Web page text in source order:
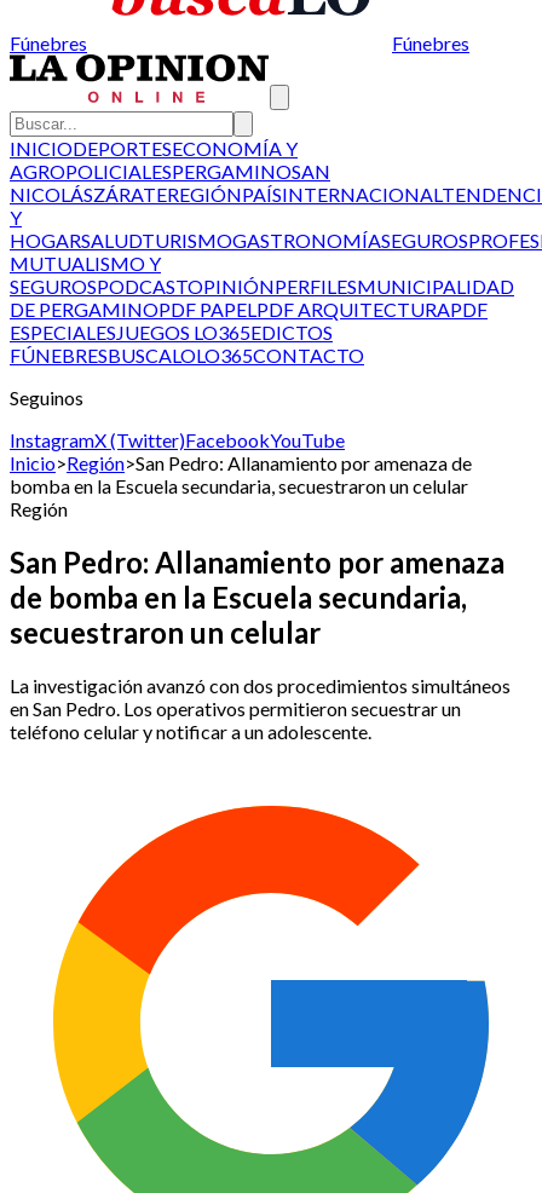
Fúnebres Fúnebres
INICIODEPORTESECONOMÍA Y
AGROPOLICIALESPERGAMINOSAN
NICOLÁSZÁRATEREGIÓNPAÍSINTERNACIONAL
Y
HOGARSALUDTURISMOGASTRONOMÍASEGUROS
MUTUALISMO Y
SEGUROSPODCASTOPINIÓNPERFILESMUNICIPALIDAD
DE PERGAMINOPDF PAPELPDF ARQUITECTURAPDF
ESPECIALESJUEGOS LO365EDICTOS
FÚNEBRESBUSCALOLO365CONTACTO
Seguinos
InstagramX (Twitter)FacebookYouTube
Inicio>Región>San Pedro: Allanamiento por amenaza de
bomba en la Escuela secundaria, secuestraron un celular
Región
San Pedro: Allanamiento por amenaza
de bomba en la Escuela secundaria,
secuestraron un celular
La investigación avanzó con dos procedimientos simultáneos
en San Pedro. Los operativos permitieron secuestrar un
teléfono celular y notificar a un adolescente.